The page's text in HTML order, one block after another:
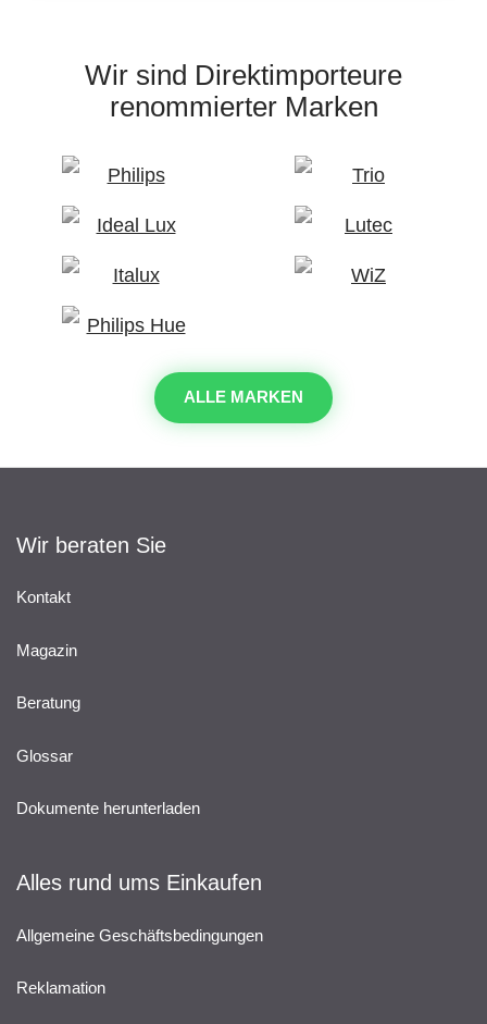
Wir sind Direktimporteure
renommierter Marken
ALLE MARKEN
Wir beraten Sie
Kontakt
Magazin
Beratung
Glossar
Dokumente herunterladen
Alles rund ums Einkaufen
Allgemeine Geschäftsbedingungen
Reklamation